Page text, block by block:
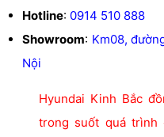
Hotline: 0914 510 888
Showroom: Km08,
Nội
Hyundai Kinh Bắc
trong suốt quá trình